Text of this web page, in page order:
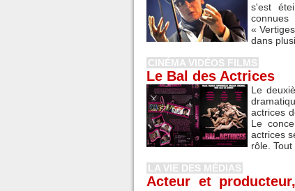
s'est
«
dans
CINÉMA VIDÉOS FILMS
Le Bal des Actrices
Le
actrices
Le
actrices
rôle. Tout
LA VIE DES MÉDIAS
Acteur et